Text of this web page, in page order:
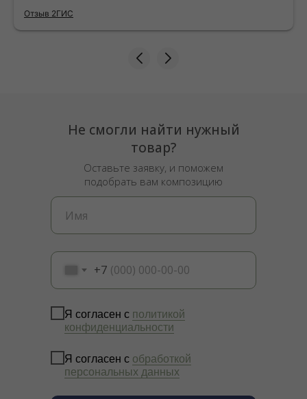
радость друг другу в такое непростое время.
А шарики это самое простое и милое для
шары.тут и благодарю милейшую владелецу
Отзыв 2ГИС
+7
Я согласен с политикой
конфиденциальности
Я согласен с обработкой
персональных данных
Не смогли найти нужный
товар?
Оставьте заявку, и поможем
подобрать вам композицию